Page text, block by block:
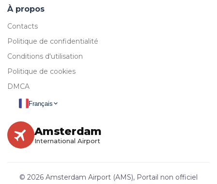
À propos
Contacts
Politique de confidentialité
Conditions d'utilisation
Politique de cookies
DMCA
Français
Amsterdam
International Airport
© 2026 Amsterdam Airport (AMS), Portail non officiel